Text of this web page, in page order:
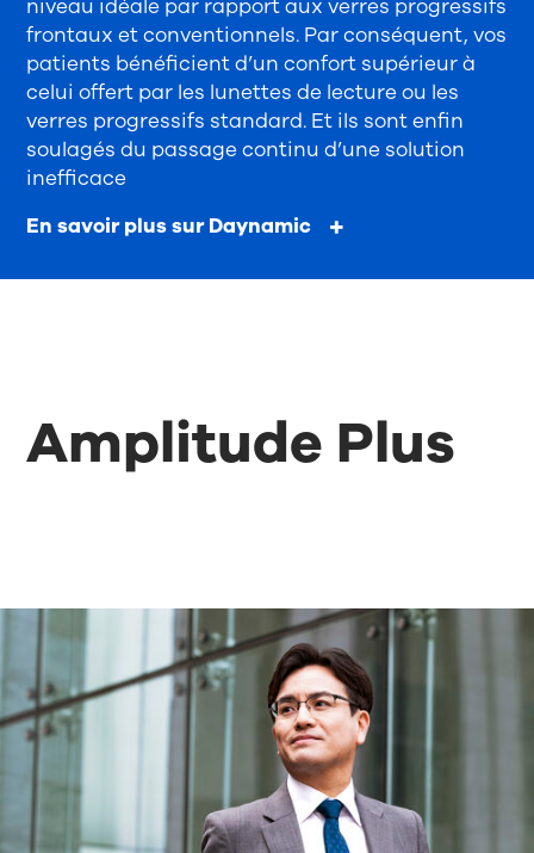
niveau idéale par rapport aux verres progressifs
frontaux et conventionnels. Par conséquent, vos
patients bénéficient d’un confort supérieur à
celui offert par les lunettes de lecture ou les
verres progressifs standard. Et ils sont enfin
soulagés du passage continu d’une solution
inefficace
En savoir plus sur Daynamic
Amplitude Plus